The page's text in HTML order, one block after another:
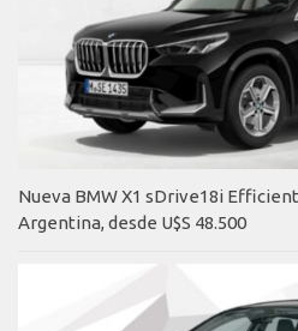
Nueva BMW X1 sDrive18i
Argentina, desde U$S 48.500